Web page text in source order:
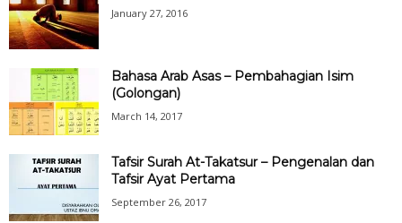
January 27, 2016
Bahasa Arab Asas – Pembahagian Isim
(Golongan)
March 14, 2017
Tafsir Surah At-Takatsur – Pengenalan dan
Tafsir Ayat Pertama
September 26, 2017